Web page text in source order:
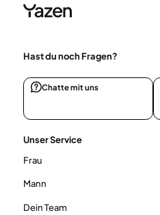
Hast du noch Fragen?
Chatte mit uns
Unser Service
Frau
Mann
Dein Team